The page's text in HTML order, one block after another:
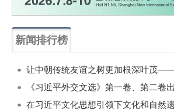
新闻排行榜
《习近平外交文选》第一卷、第二卷